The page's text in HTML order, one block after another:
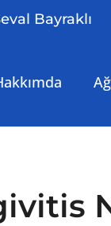
Bayraklı